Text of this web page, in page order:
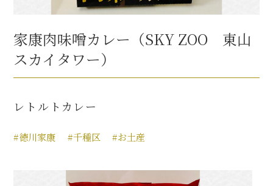
家康肉味噌カレー（SKY ZOO 東山
スカイタワー）
レトルトカレー
#徳川家康 #千種区 #お土産